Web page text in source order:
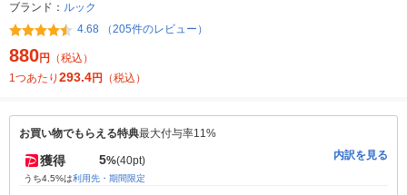
ブランド： ルック
4.68 （205件のレビュー）
880円
（税込）
1つあたり 293.4円 （税込）
お買い物でもらえる特典最大付与率11%
獲得 5%(40pt)
うち4.5%は利用先・期間限定
内訳を見る